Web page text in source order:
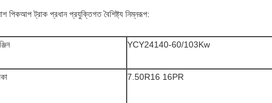
পিকআপ ট্রাক প্রধান প্রযুক্তিগত বৈশিষ্ট্য নিম্নরূপ:
YCY24140-60/103Kw
7.50R16 16PR